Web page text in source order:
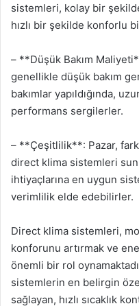
sistemleri, kolay bir
hızlı bir şekilde konforlu
– **Düşük Bakım
genellikle düşük bakım
bakımlar yapıldığında,
performans sergilerler.
– **Çeşitlilik**: Pazar,
direct klima sistemleri
ihtiyaçlarına en uygun
verimlilik elde edebilirler.
Direct klima sistemleri,
konforunu artırmak ve
önemli bir rol
sistemlerin en belirgin
sağlayan, hızlı sıcaklık